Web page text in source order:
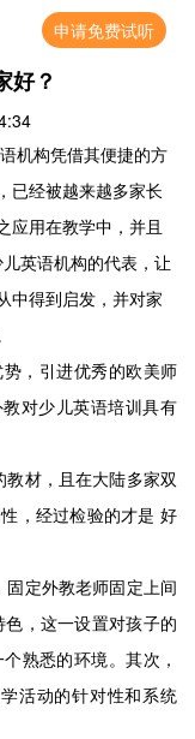
申请免费试听
好？
机构凭借其便捷的方
已经被越来越多家长
应用在教学中，并且
英语机构的代表，让
中得到启发，并对家
，引进优秀的欧美师
对少儿英语培训具有
教材，且在大陆多家双
，经过检验的才是 好
固定外教老师固定上间
色，这一设置对孩子的
熟悉的环境。其次，
活动的针对性和系统